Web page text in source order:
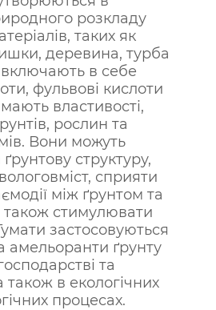
розкладу
таких як
деревина, турба
в себе
фульвові кислоти
мають властивості,
рослин та
Вони можуть
структуру,
сприяти
між ґрунтом та
стимулювати
застосовуються
амельоранти ґрунту
та
також в екологічних
процесах.